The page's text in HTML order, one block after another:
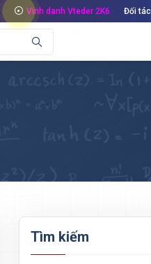
Vinh danh Vteder 2K6 Đối tác
Tìm kiếm